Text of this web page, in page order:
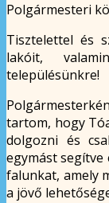
Polgármesteri
Tisztelettel és
lakóit,
településünkre!
tartom, hogy
dolgozni és
egymást segítve
falunkat, amely
a jövő